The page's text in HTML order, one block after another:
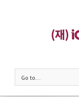
Go to...